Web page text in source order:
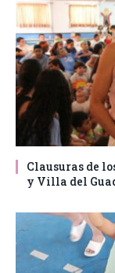
Clausuras de
y Villa del